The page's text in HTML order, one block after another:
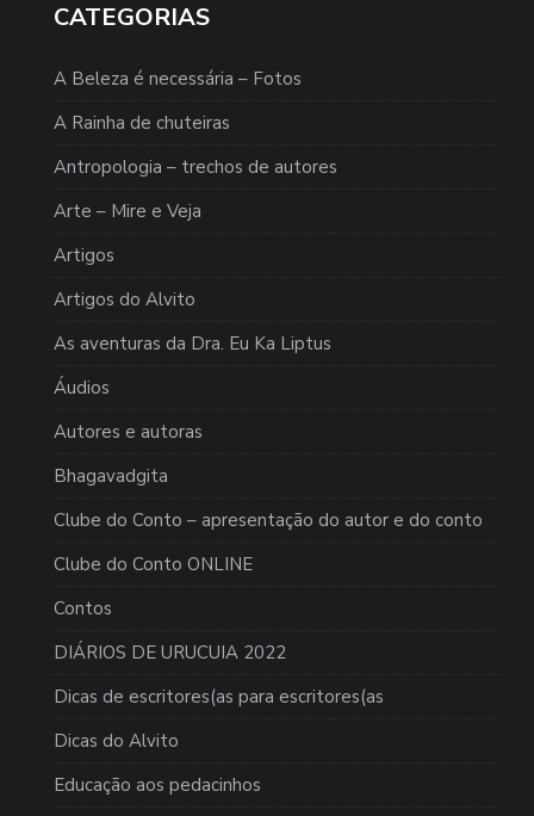
CATEGORIAS
A Beleza é necessária – Fotos
A Rainha de chuteiras
Antropologia – trechos de autores
Arte – Mire e Veja
Artigos
Artigos do Alvito
As aventuras da Dra. Eu Ka Liptus
Áudios
Autores e autoras
Bhagavadgita
Clube do Conto – apresentação do autor e do conto
Clube do Conto ONLINE
Contos
DIÁRIOS DE URUCUIA 2022
Dicas de escritores(as para escritores(as
Dicas do Alvito
Educação aos pedacinhos